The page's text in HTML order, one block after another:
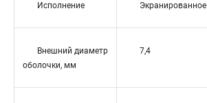
Исполнение Экранированное
Внешний диаметр
оболочки, мм
7,4